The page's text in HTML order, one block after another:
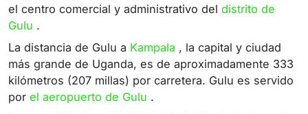
el centro comercial y administrativo del distrito de
Gulu .
La distancia de Gulu a Kampala , la capital y ciudad
más grande de Uganda, es de aproximadamente 333
kilómetros (207 millas) por carretera. Gulu es servido
por el aeropuerto de Gulu .